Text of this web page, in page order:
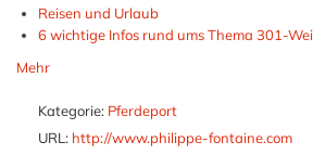
Reisen und Urlaub
6 wichtige Infos rund ums Thema 301-
Mehr
Kategorie: Pferdeport
URL: http://www.philippe-fontaine.com